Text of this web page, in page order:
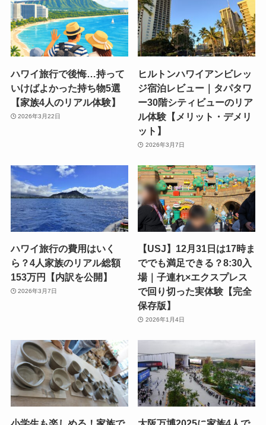
ハワイ旅行で後悔…持って
いけばよかった持ち物5選
【家族4人のリアル体験】
2026年3月22日
ヒルトンハワイアンビレッ
ジ宿泊レビュー｜タパタワ
ー30階シティビューのリア
ル体験【メリット・デメリ
ット】
2026年3月7日
ハワイ旅行の費用はいく
ら？4人家族のリアル総額
153万円【内訳を公開】
2026年3月7日
【USJ】12月31日は17時ま
ででも満足できる？8:30入
場｜子連れ×エクスプレス
で回り切った実体験【完全
保存版】
2026年1月4日